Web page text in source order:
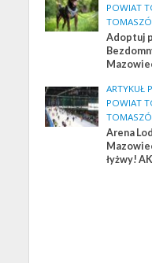
POWIAT
Adoptuj
ARTYKUŁ
POWIAT
Arena
łyżwy!